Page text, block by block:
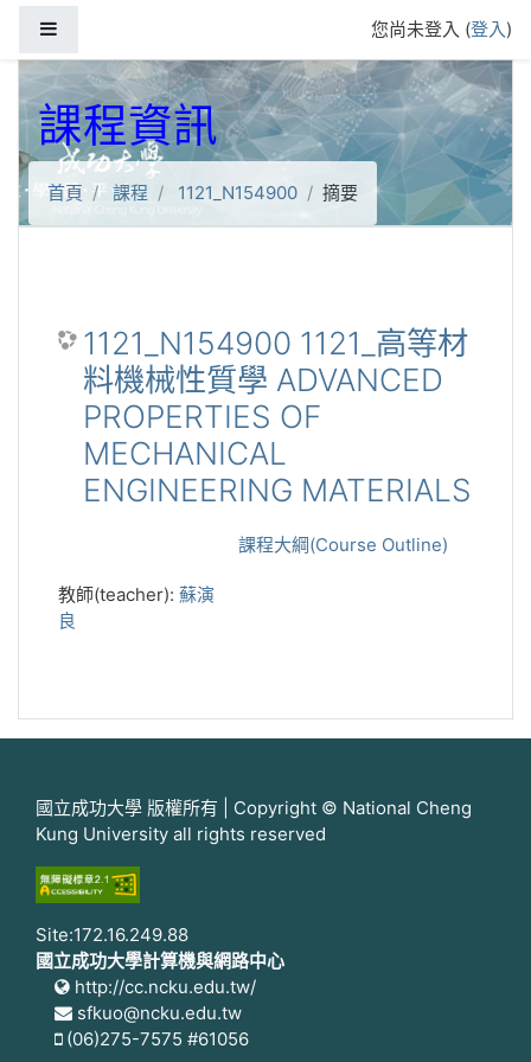
您尚未登入 (登入)
課程資訊
首頁 課程 1121_N154900 摘要
1121_N154900 1121_高等材
料機械性質學 ADVANCED
PROPERTIES OF
MECHANICAL
ENGINEERING MATERIALS
課程大綱(Course Outline)
教師(teacher): 蘇演
良
國立成功大學 版權所有 | Copyright © National Cheng
Kung University all rights reserved
Site:172.16.249.88
國立成功大學計算機與網路中心
http://cc.ncku.edu.tw/
sfkuo@ncku.edu.tw
(06)275-7575 #61056